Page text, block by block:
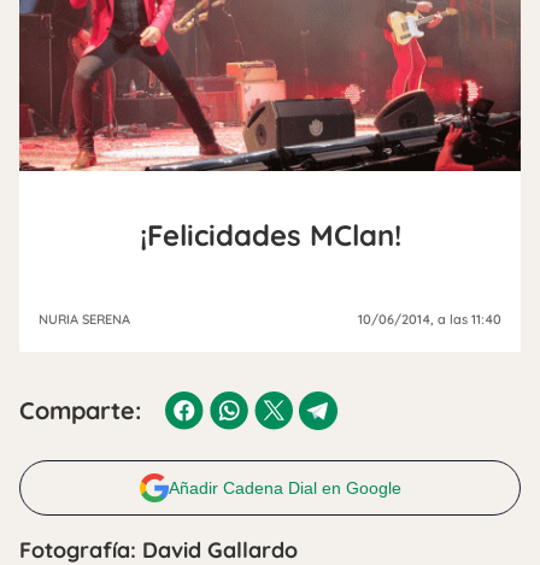
¡Felicidades MClan!
NURIA SERENA 10/06/2014 , a las 11:40
Comparte:
Añadir Cadena Dial en Google
Fotografía: David Gallardo